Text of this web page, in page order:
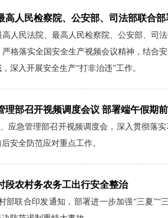
人民检察院、公安部、司法部联合
人民法院、最高人民检察院、公安部、司
格落实全国安全生产视频会议精神，结合
深入开展安全生产“打非治违”工作。
部召开视频调度会议 部署端午假期
应急管理部召开视频调度会，深入贯彻落
安全防范应对重点工作。
段农村务农务工出行安全整治
联合印发通知，部署进一步加强“三夏”“